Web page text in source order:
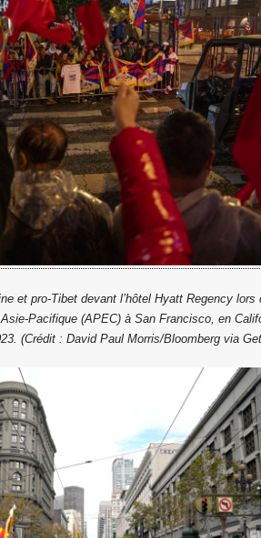
et pro-Tibet devant l’hôtel Hyatt Regency lors
Pacifique (APEC) à San Francisco, en
(Crédit : David Paul Morris/Bloomberg via
à Paris au bureau de la "maison